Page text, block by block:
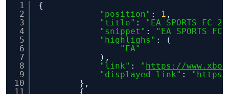
1
2
3
4
5
6
7
8
9
10
11
{
"position" : 1 ,
"title" :
"EA SPORTS FC
"snippet" :
"EA SPORTS
"highlighs" : (
"EA"
),
"link" : " https://
"displayed_link" : "
},
{